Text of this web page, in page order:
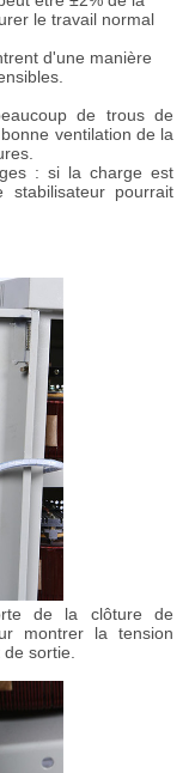
le travail normal
d'une manière
de trous de
ventilation de la
: si la charge est
stabilisateur pourrait
de la clôture de
montrer la tension
sortie.